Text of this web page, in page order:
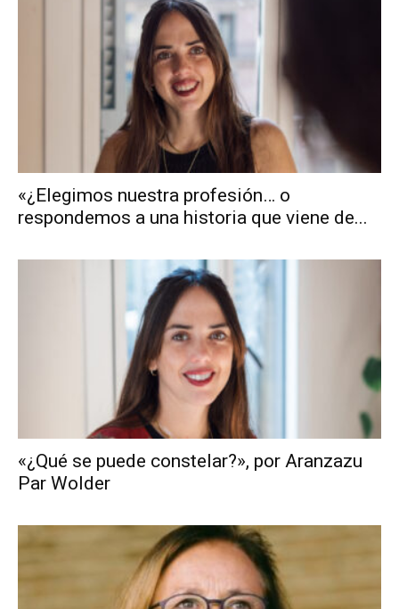
«¿Elegimos nuestra profesión… o
respondemos a una historia que viene de...
«¿Qué se puede constelar?», por Aranzazu
Par Wolder